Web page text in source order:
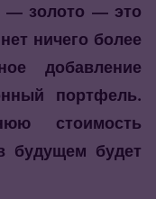
— золото — это
ничего более
добавление
портфель.
стоимость
будущем будет